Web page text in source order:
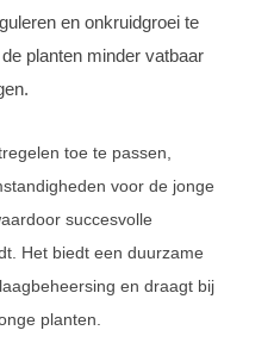
en onkruidgroei te
planten minder vatbaar
toe te passen,
voor de jonge
succesvolle
Het biedt een duurzame
en draagt bij
planten.